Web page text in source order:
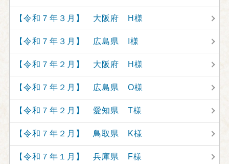
【令和７年３月】 大阪府 H様
【令和７年３月】 広島県 I様
【令和７年２月】 大阪府 H様
【令和７年２月】 広島県 O様
【令和７年２月】 愛知県 T様
【令和７年２月】 鳥取県 K様
【令和７年１月】 兵庫県 F様